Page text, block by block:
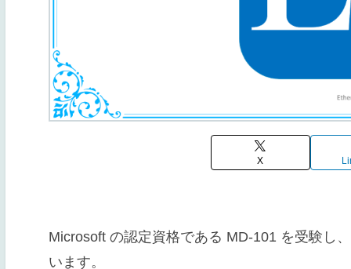
X
Microsoft の認定資格である MD-101 を受験し
います。